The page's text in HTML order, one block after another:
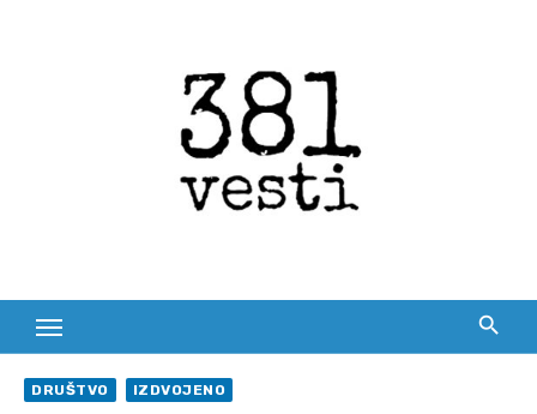
DRUŠTVO IZDVOJENO